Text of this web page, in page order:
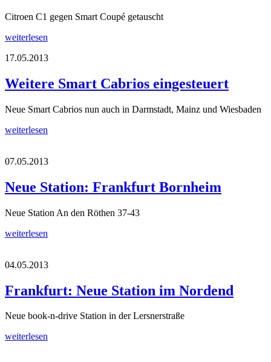
Citroen C1 gegen Smart Coupé getauscht
weiterlesen
17.05.2013
Weitere Smart Cabrios eingesteuert
Neue Smart Cabrios nun auch in Darmstadt, Mainz und Wiesbaden
weiterlesen
07.05.2013
Neue Station: Frankfurt Bornheim
Neue Station An den Röthen 37-43
weiterlesen
04.05.2013
Frankfurt: Neue Station im Nordend
Neue book-n-drive Station in der Lersnerstraße
weiterlesen